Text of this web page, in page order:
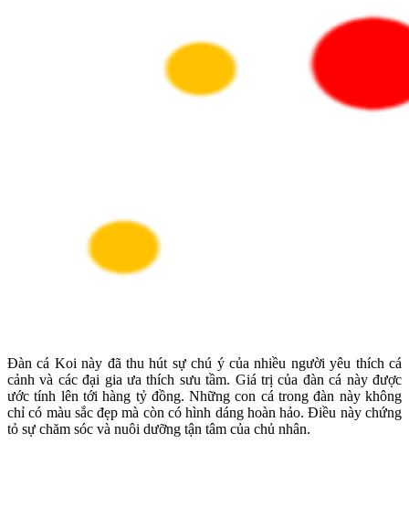
Đàn cá Koi này đã thu hút sự chú ý của nhiều người yêu thích cá
cảnh và các đại gia ưa thích sưu tầm. Giá trị của đàn cá này được
ước tính lên tới hàng tỷ đồng. Những con cá trong đàn này không
chỉ có màu sắc đẹp mà còn có hình dáng hoàn hảo. Điều này chứng
tỏ sự chăm sóc và nuôi dưỡng tận tâm của chủ nhân.